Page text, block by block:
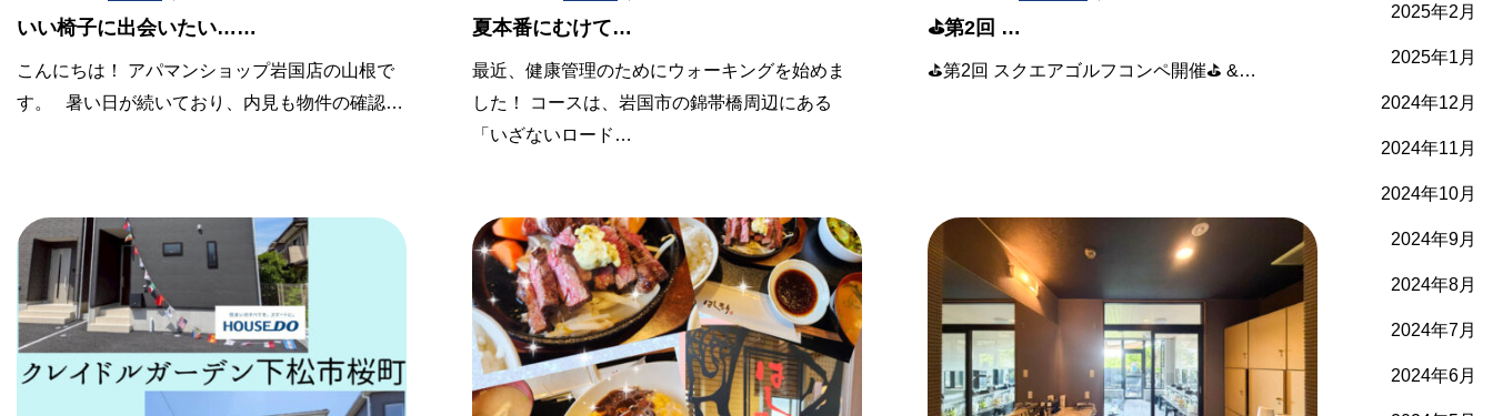
いい椅子に出会いたい……
こんにちは！ アパマンショップ岩国店の山根で
す。 暑い日が続いており、内見も物件の確認…
夏本番にむけて…
最近、健康管理のためにウォーキングを始めま
した！ コースは、岩国市の錦帯橋周辺にある
「いざないロード…
⛳️第2回 …
⛳️第2回 スクエアゴルフコンペ開催⛳️ &…
2025年2月
2025年1月
2024年12月
2024年11月
2024年10月
2024年9月
2024年8月
2024年7月
2024年6月